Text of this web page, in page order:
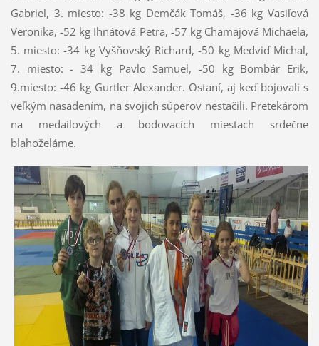
Gabriel, 3. miesto: -38 kg Demčák Tomáš, -36 kg Vasiľová
Veronika, -52 kg Ihnátová Petra, -57 kg Chamajová Michaela,
5. miesto: -34 kg Vyšňovský Richard, -50 kg Medviď Michal,
7. miesto: - 34 kg Pavlo Samuel, -50 kg Bombár Erik,
9.miesto: -46 kg Gurtler Alexander. Ostaní, aj keď bojovali s
veľkým nasadením, na svojich súperov nestačili. Pretekárom
na medailových a bodovacích miestach srdečne
blahoželáme.